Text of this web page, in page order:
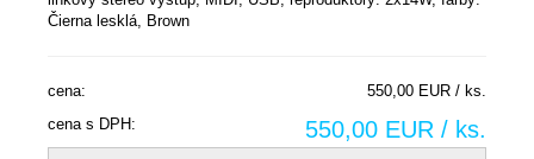
Čierna lesklá, Brown
cena:
550,00 EUR / ks.
cena s DPH:
550,00 EUR / ks.